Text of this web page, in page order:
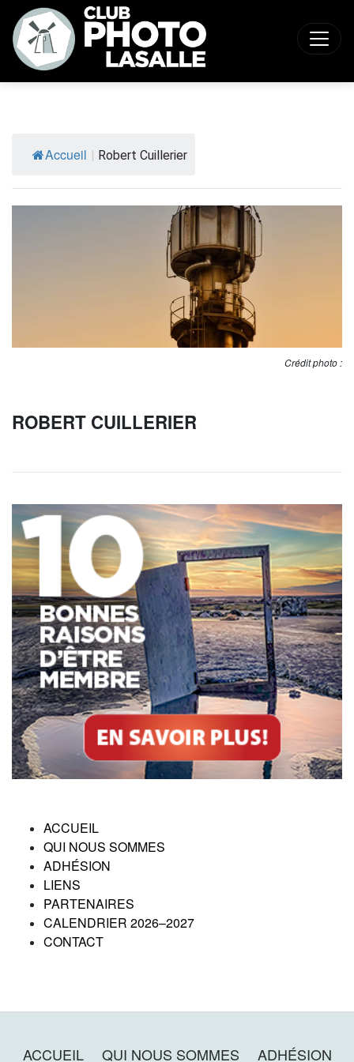
Accueil | Robert Cuillerier
Crédit photo :
ROBERT CUILLERIER
ACCUEIL
QUI NOUS SOMMES
ADHÉSION
LIENS
PARTENAIRES
CALENDRIER 2026–2027
CONTACT
ACCUEIL QUI NOUS SOMMES ADHÉSION